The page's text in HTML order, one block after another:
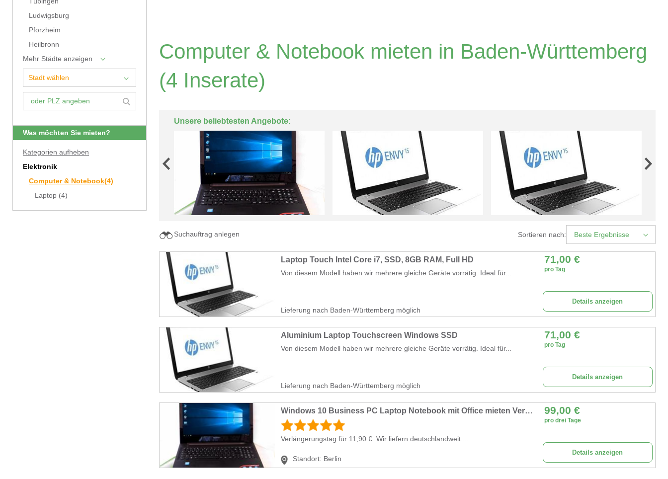
Ludwigsburg
Pforzheim
Heilbronn
Mehr Städte anzeigen
Was möchten Sie mieten?
Kategorien aufheben
Elektronik
Computer & Notebook(4)
Laptop (4)
Computer & Notebook mieten in Baden-Württemberg
(4 Inserate)
Unsere beliebtesten Angebote:
Sortieren nach: Beste Ergebnisse
Suchauftrag anlegen
Laptop Touch Intel Core i7, SSD, 8GB RAM, Full HD
Von diesem Modell haben wir mehrere gleiche Geräte vorrätig. Ideal für...
Lieferung nach Baden-Württemberg möglich
71,00 €
pro Tag
Details anzeigen
Aluminium Laptop Touchscreen Windows SSD
Von diesem Modell haben wir mehrere gleiche Geräte vorrätig. Ideal für...
Lieferung nach Baden-Württemberg möglich
71,00 €
pro Tag
Details anzeigen
Windows 10 Business PC Laptop Notebook mit Office mieten Vermietung Anmietung Vermieter Berlin Wien Graz Linz Salzburg Innsbruck Klagenfurt St. Pölten Vaduz
Verlängerungstag für 11,90 €. Wir liefern deutschlandweit....
Standort: Berlin
99,00 €
pro drei Tage
Details anzeigen